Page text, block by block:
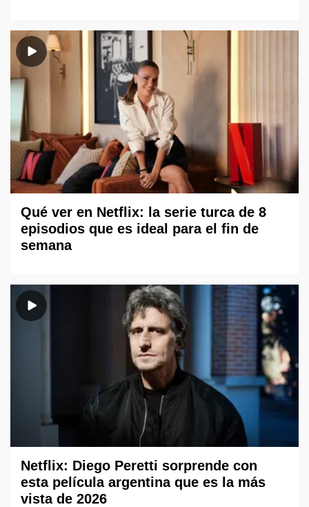
Qué ver en Netflix: la serie turca de 8
episodios que es ideal para el fin de
semana
Netflix: Diego Peretti sorprende con
esta película argentina que es la más
vista de 2026